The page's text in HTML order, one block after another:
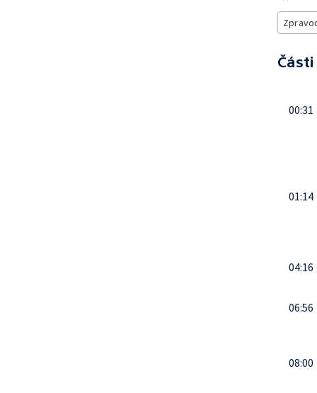
00:31
01:14
04:16
06:56
08:00